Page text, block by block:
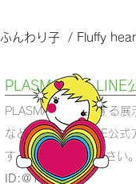
PLASMA ART LINE
PLASMA ARTに関する
などの情報を『LINE公式
す。​是非ご登録ください。
​ID:@101clbzy
ふんわり子 / Fluffy